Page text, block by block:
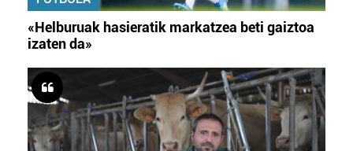
«Helburuak hasieratik markatzea beti gaiztoa
izaten da»